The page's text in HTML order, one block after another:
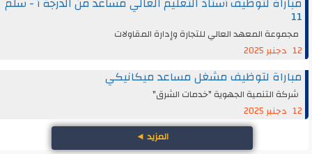
11
مجموعة المعهد العالي للتجارة وإدارة المقاولات
12 دجنبر 2025
مباراة لتوظيف مشغل مساعد ميكانيكي
شركة التنمية الجهوية "خدمات الشرق"
12 دجنبر 2025
المزيد◄